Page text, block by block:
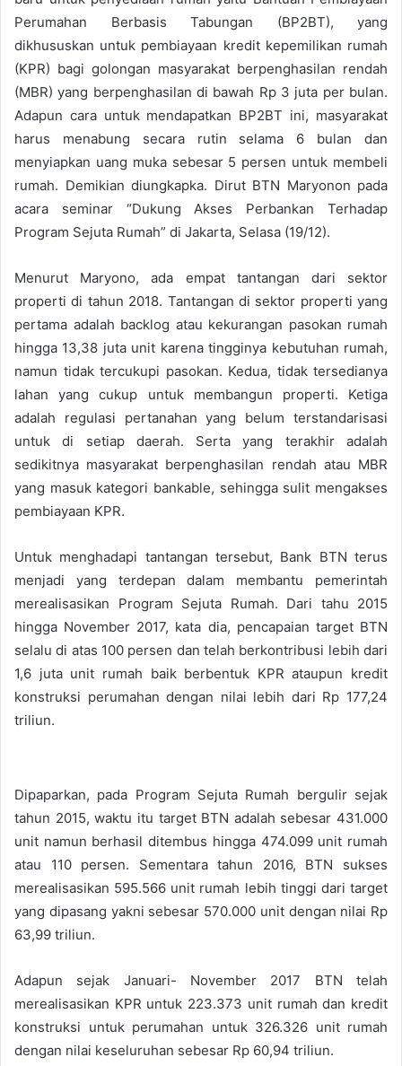
Perumahan Berbasis Tabungan (BP2BT), yang
dikhususkan untuk pembiayaan kredit kepemilikan rumah
(KPR) bagi golongan masyarakat berpenghasilan rendah
(MBR) yang berpenghasilan di bawah Rp 3 juta per bulan.
Adapun cara untuk mendapatkan BP2BT ini, masyarakat
harus menabung secara rutin selama 6 bulan dan
menyiapkan uang muka sebesar 5 persen untuk membeli
rumah. Demikian diungkapka. Dirut BTN Maryonon pada
acara seminar “Dukung Akses Perbankan Terhadap
Program Sejuta Rumah” di Jakarta, Selasa (19/12).
Menurut Maryono, ada empat tantangan dari sektor
properti di tahun 2018. Tantangan di sektor properti yang
pertama adalah backlog atau kekurangan pasokan rumah
hingga 13,38 juta unit karena tingginya kebutuhan rumah,
namun tidak tercukupi pasokan. Kedua, tidak tersedianya
lahan yang cukup untuk membangun properti. Ketiga
adalah regulasi pertanahan yang belum terstandarisasi
untuk di setiap daerah. Serta yang terakhir adalah
sedikitnya masyarakat berpenghasilan rendah atau MBR
yang masuk kategori bankable, sehingga sulit mengakses
pembiayaan KPR.
Untuk menghadapi tantangan tersebut, Bank BTN terus
menjadi yang terdepan dalam membantu pemerintah
merealisasikan Program Sejuta Rumah. Dari tahu 2015
hingga November 2017, kata dia, pencapaian target BTN
selalu di atas 100 persen dan telah berkontribusi lebih dari
1,6 juta unit rumah baik berbentuk KPR ataupun kredit
konstruksi perumahan dengan nilai lebih dari Rp 177,24
triliun.
Dipaparkan, pada Program Sejuta Rumah bergulir sejak
tahun 2015, waktu itu target BTN adalah sebesar 431.000
unit namun berhasil ditembus hingga 474.099 unit rumah
atau 110 persen. Sementara tahun 2016, BTN sukses
merealisasikan 595.566 unit rumah lebih tinggi dari target
yang dipasang yakni sebesar 570.000 unit dengan nilai Rp
63,99 triliun.
Adapun sejak Januari- November 2017 BTN telah
merealisasikan KPR untuk 223.373 unit rumah dan kredit
konstruksi untuk perumahan untuk 326.326 unit rumah
dengan nilai keseluruhan sebesar Rp 60,94 triliun.